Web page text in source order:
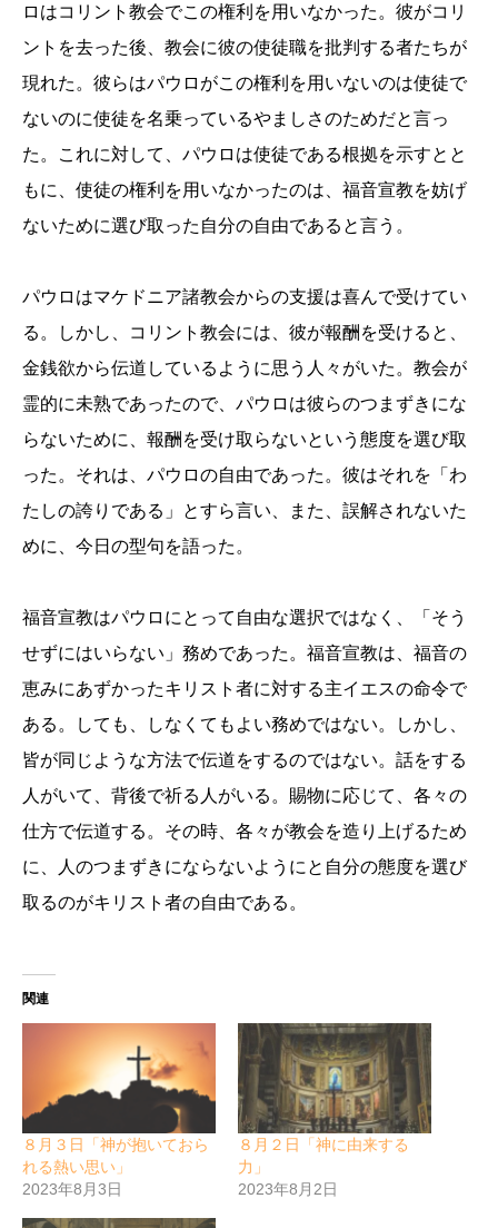
ロはコリント教会でこの権利を用いなかった。彼がコリ
ントを去った後、教会に彼の使徒職を批判する者たちが
現れた。彼らはパウロがこの権利を用いないのは使徒で
ないのに使徒を名乗っているやましさのためだと言っ
た。これに対して、パウロは使徒である根拠を示すとと
もに、使徒の権利を用いなかったのは、福音宣教を妨げ
ないために選び取った自分の自由であると言う。
パウロはマケドニア諸教会からの支援は喜んで受けてい
る。しかし、コリント教会には、彼が報酬を受けると、
金銭欲から伝道しているように思う人々がいた。教会が
霊的に未熟であったので、パウロは彼らのつまずきにな
らないために、報酬を受け取らないという態度を選び取
った。それは、パウロの自由であった。彼はそれを「わ
たしの誇りである」とすら言い、また、誤解されないた
めに、今日の型句を語った。
福音宣教はパウロにとって自由な選択ではなく、「そう
せずにはいらない」務めであった。福音宣教は、福音の
恵みにあずかったキリスト者に対する主イエスの命令で
ある。しても、しなくてもよい務めではない。しかし、
皆が同じような方法で伝道をするのではない。話をする
人がいて、背後で祈る人がいる。賜物に応じて、各々の
仕方で伝道する。その時、各々が教会を造り上げるため
に、人のつまずきにならないようにと自分の態度を選び
取るのがキリスト者の自由である。
関連
８月３日「神が抱いておら
れる熱い思い」
2023年8月3日
８月２日「神に由来する
力」
2023年8月2日